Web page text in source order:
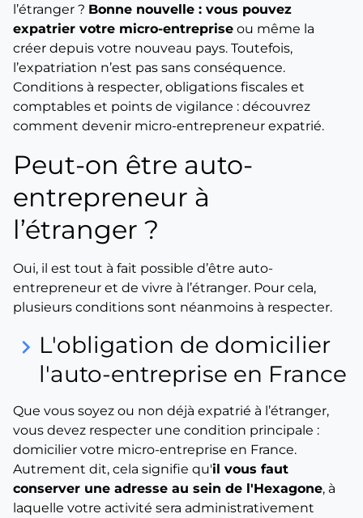
l’étranger ? Bonne nouvelle : vous pouvez
expatrier votre micro-entreprise ou même la
créer depuis votre nouveau pays. Toutefois,
l’expatriation n’est pas sans conséquence.
Conditions à respecter, obligations fiscales et
comptables et points de vigilance : découvrez
comment devenir micro-entrepreneur expatrié.
Peut-on être auto-
entrepreneur à
l’étranger ?
Oui, il est tout à fait possible d’être auto-
entrepreneur et de vivre à l’étranger. Pour cela,
plusieurs conditions sont néanmoins à respecter.
keyboard_arrow_right L'obligation de domicilier
l'auto-entreprise en France
Que vous soyez ou non déjà expatrié à l’étranger,
vous devez respecter une condition principale :
domicilier votre micro-entreprise en France.
Autrement dit, cela signifie qu'il vous faut
conserver une adresse au sein de l'Hexagone, à
laquelle votre activité sera administrativement